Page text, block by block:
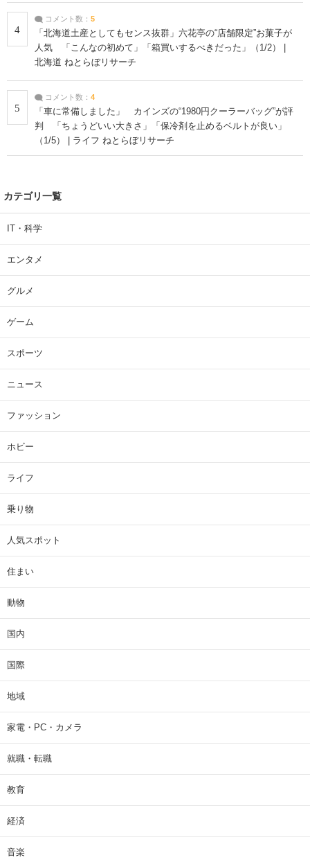
4
コメント数： 5
「北海道土産としてもセンス抜群」六花亭の“店舗限定”お菓子が
人気 「こんなの初めて」「箱買いするべきだった」（1/2） |
北海道 ねとらぼリサーチ
5
コメント数： 4
「車に常備しました」 カインズの“1980円クーラーバッグ”が評
判 「ちょうどいい大きさ」「保冷剤を止めるベルトが良い」
（1/5） | ライフ ねとらぼリサーチ
カテゴリ一覧
IT・科学
エンタメ
グルメ
ゲーム
スポーツ
ニュース
ファッション
ホビー
ライフ
乗り物
人気スポット
住まい
動物
国内
国際
地域
家電・PC・カメラ
就職・転職
教育
経済
音楽